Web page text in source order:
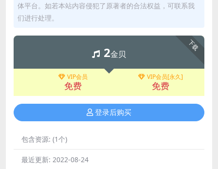
体平台。如若本站内容侵犯了原著者的合法权益，可联系我
们进行处理。
下载
2金贝
VIP会员
免费
VIP会员[永久]
免费
登录后购买
包含资源: (1个)
最近更新: 2022-08-24